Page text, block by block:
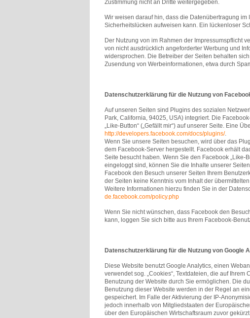
Zustimmung nicht an Dritte weitergegeben.
Wir weisen darauf hin, dass die Datenübertragung
Sicherheitslücken aufweisen kann. Ein lückenloser
Der Nutzung von im Rahmen der Impressumspflicht
von nicht ausdrücklich angeforderter Werbung und
widersprochen. Die Betreiber der Seiten behalten
Zusendung von Werbeinformationen, etwa durch
Datenschutzerklärung für die Nutzung von
Auf unseren Seiten sind Plugins des sozialen
Park, California, 94025, USA) integriert. Die
„Like-Button“ („Gefällt mir“) auf unserer Seite. Eine
http://developers.facebook.com/docs/plugins/.
Wenn Sie unsere Seiten besuchen, wird über das
dem Facebook-Server hergestellt. Facebook erhält
Seite besucht haben. Wenn Sie den Facebook
eingeloggt sind, können Sie die Inhalte unserer
Facebook den Besuch unserer Seiten Ihrem
der Seiten keine Kenntnis vom Inhalt der
Weitere Informationen hierzu finden Sie in der
de.facebook.com/policy.php
Wenn Sie nicht wünschen, dass Facebook den
kann, loggen Sie sich bitte aus Ihrem Facebook-
Datenschutzerklärung für die Nutzung von Google
Diese Website benutzt Google Analytics, einen
verwendet sog. „Cookies“, Textdateien, die auf
Benutzung der Website durch Sie ermöglichen. Die
Benutzung dieser Website werden in der Regel an
gespeichert. Im Falle der Aktivierung der IP-
jedoch innerhalb von Mitgliedstaaten der
über den Europäischen Wirtschaftsraum zuvor